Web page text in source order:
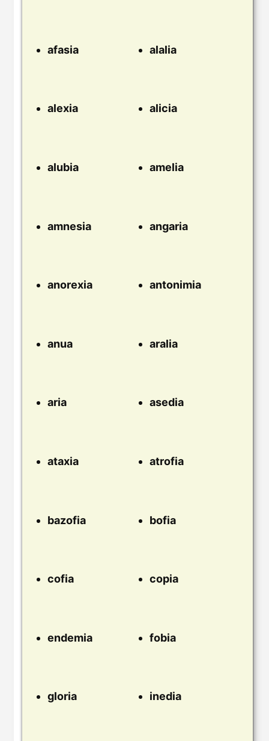
afasia alalia
alexia alicia
alubia amelia
amnesia angaria
anorexia antonimia
anua aralia
aria asedia
ataxia atrofia
bazofia bofia
cofia copia
endemia fobia
gloria inedia